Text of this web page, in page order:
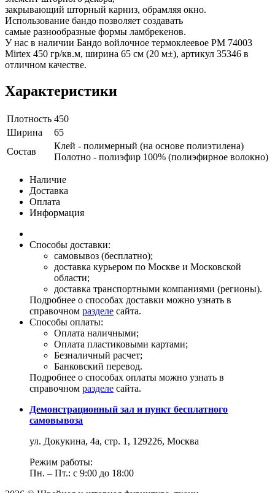
закрывающий шторный карниз, обрамляя окно.
Использование бандо позволяет создавать
самые разнообразные формы ламбрекенов.
У нас в наличии Бандо войлочное термоклеевое PM 74003
Mirtex 450 гр/кв.м, ширина 65 см (20 м±), артикул 35346 в
отличном качестве.
Характеристики
Плотность 450
Ширина
65
Состав
Клей - полимерный (на основе полиэтилена)
Полотно - полиэфир 100% (полиэфирное волокно)
Наличие
Доставка
Оплата
Информация
Способы доставки:
самовывоз (бесплатно);
доставка курьером по Москве и Московской
области;
доставка транспортными компаниями (регионы).
Подробнее о способах доставки можно узнать в
справочном разделе сайта.
Способы оплаты:
Оплата наличными;
Оплата пластиковыми картами;
Безналичный расчет;
Банковский перевод.
Подробнее о способах оплаты можно узнать в
справочном разделе сайта.
Демонстрационный зал и пункт бесплатного
самовывоза
ул. Докукина, 4а, стр. 1, 129226, Москва
Режим работы:
Пн. – Пт.: с 9:00 до 18:00